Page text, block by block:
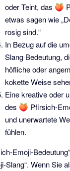
oder Teint, das 🍑
etwas sagen wie
rosig sind.“
In Bezug auf die
Slang Bedeutung,
höfliche oder
kokette Weise
Eine kreative oder
des 🍑 Pfirsich-
und unerwartete
fühlen.
Emoji-
Slang“. Wenn Sie